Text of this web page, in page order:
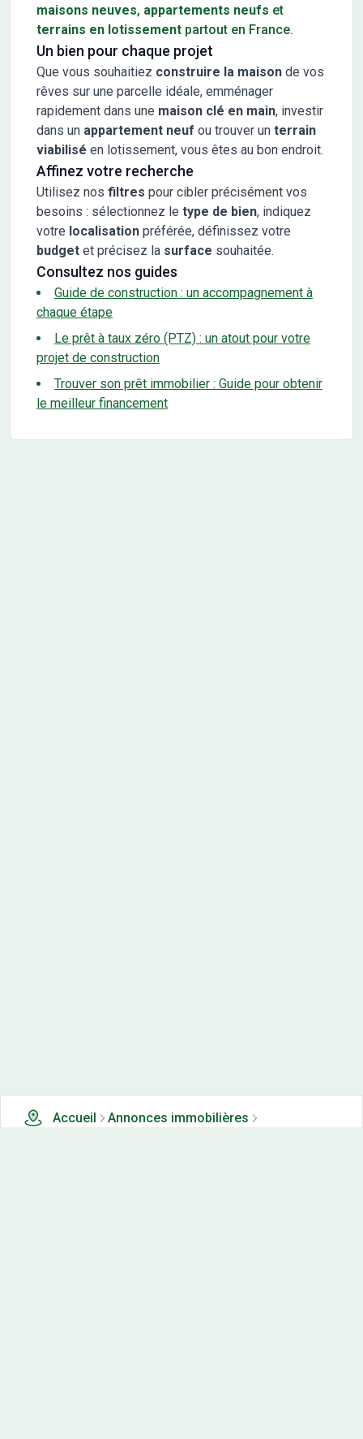
maisons neuves, appartements neufs et
terrains en lotissement partout en France.
Un bien pour chaque projet
Que vous souhaitiez construire la maison de vos
rêves sur une parcelle idéale, emménager
rapidement dans une maison clé en main, investir
dans un appartement neuf ou trouver un terrain
viabilisé en lotissement, vous êtes au bon endroit.
Affinez votre recherche
Utilisez nos filtres pour cibler précisément vos
besoins : sélectionnez le type de bien, indiquez
votre localisation préférée, définissez votre
budget et précisez la surface souhaitée.
Consultez nos guides
Guide de construction : un accompagnement à
chaque étape
Le prêt à taux zéro (PTZ) : un atout pour votre
projet de construction
Trouver son prêt immobilier : Guide pour obtenir
le meilleur financement
Accueil
Annonces immobilières